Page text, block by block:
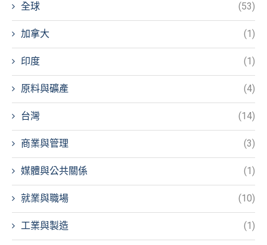
全球 (53)
加拿大 (1)
印度 (1)
原料與礦產 (4)
台灣 (14)
商業與管理 (3)
媒體與公共關係 (1)
就業與職場 (10)
工業與製造 (1)